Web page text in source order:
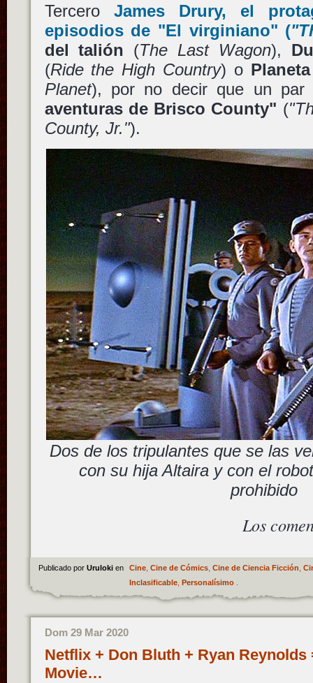
Tercero James Drury, el
episodios de "El virginiano" (
del talión (The Last Wagon),
(Ride the High Country) o
Planet), por no decir que un
aventuras de Brisco County" (
County, Jr.").
Dos de los tripulantes que se las
con su hija Altaira y con el
prohibido
Los
Publicado por Uruloki en Cine, Cine de Cómics, Cine de Ciencia Ficción
Inclasificable, Personalísimo.
Dom 29 Mar 2020
Netflix + Don Bluth + Ryan Reynolds
Movie…